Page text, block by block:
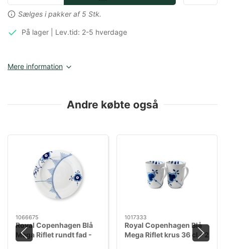
Sælges i pakker af 5 Stk.
På lager | Lev.tid: 2-5 hverdage
Mere information
Andre købte også
1066675
Royal Copenhagen Blå
Mega Riflet rundt fad -
33 cm
1017333
Royal Copenhagen Blå
Mega Riflet krus 36 cl - 2